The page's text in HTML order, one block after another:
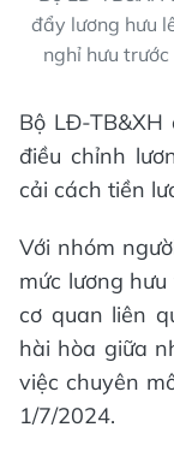
đẩy lương hưu
nghỉ hưu
Bộ LĐ-
điều chỉnh
cải cách tiền
Với nhóm
mức lương
cơ quan liên
hài hòa giữa
việc chuyên
1/7/2024.